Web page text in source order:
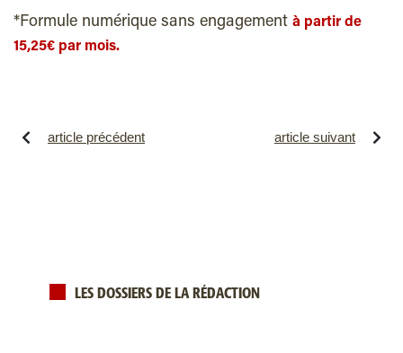
*Formule numérique sans engagement à partir de
15,25€ par mois.
article précédent article suivant
LES DOSSIERS DE LA RÉDACTION